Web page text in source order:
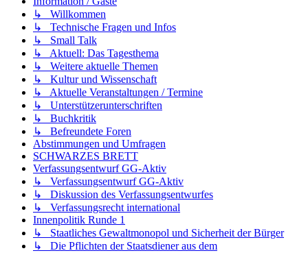
↳ Weitere aktuelle Themen
↳ Kultur und Wissenschaft
↳ Aktuelle Veranstaltungen / Termine
↳ Unterstützerunterschriften
↳ Buchkritik
↳ Befreundete Foren
Abstimmungen und Umfragen
SCHWARZES BRETT
Verfassungsentwurf GG-Aktiv
↳ Verfassungsentwurf GG-Aktiv
↳ Diskussion des Verfassungsentwurfes
↳ Verfassungsrecht international
Innenpolitik Runde 1
↳ Staatliches Gewaltmonopol und Sicherheit der Bürger
↳ Die Pflichten der Staatsdiener aus dem
Rechtsstaatsprinzip sind eine Bringschuld!
↳ Genderpolitik & Diskriminierung von Minderheiten
↳ Direkte Demokratie
↳ Bildungspolitik